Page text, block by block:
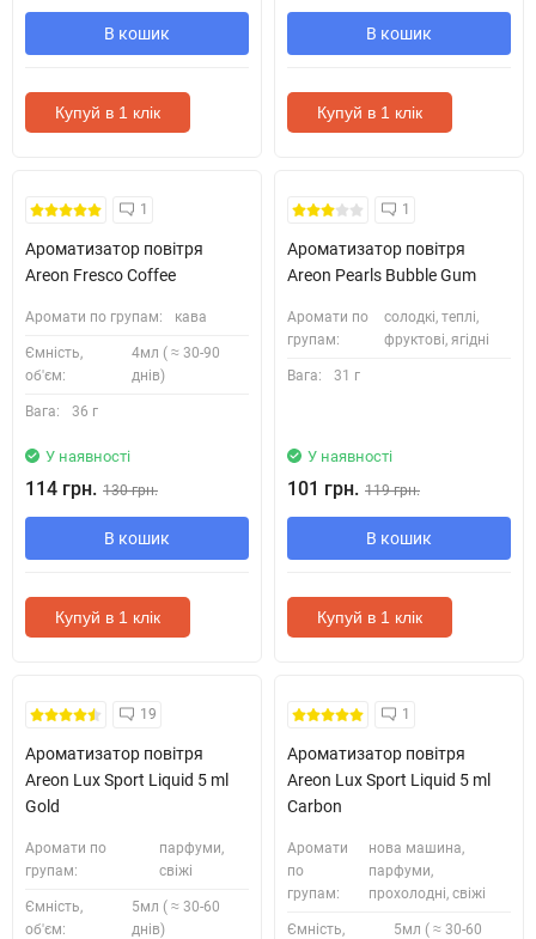
В кошик
Купуй в 1 клік
В кошик
Купуй в 1 клік
1
Ароматизатор повітря
Areon Fresco Coffee
Аромати по групам: кава
Ємність,
об'єм:
4мл ( ≈ 30-90
днів)
Вага: 36 г
У наявності
114 грн. 130 грн.
В кошик
Купуй в 1 клік
1
Ароматизатор повітря
Areon Pearls Bubble Gum
Аромати по
групам:
солодкі, теплі,
фруктові, ягідні
Вага: 31 г
У наявності
101 грн. 119 грн.
В кошик
Купуй в 1 клік
19
Ароматизатор повітря
Areon Lux Sport Liquid 5 ml
Gold
Аромати по
групам:
парфуми,
свіжі
Ємність,
об'єм:
5мл ( ≈ 30-60
днів)
1
Ароматизатор повітря
Areon Lux Sport Liquid 5 ml
Carbon
Аромати
по
групам:
нова машина,
парфуми,
прохолодні, свіжі
Ємність,
5мл ( ≈ 30-60